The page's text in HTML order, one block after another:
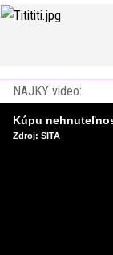
NAJKY video:
Zdroj: SITA